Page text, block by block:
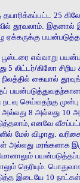
25
தூவலாம். இதனால்
ஏக்கருக்கு
எவ்வாறு
5 லிட்டர்/கிலோ
நிலத்தில் கையால்
பயன்படுத்துவதற்கான
செய்வதற்கு முன்பு
அல்லது 8 அல்லது 10
, எனவே
மேல் விழாது.
அல்லது மரங்களாக
தெரியும்.
இடையே 10